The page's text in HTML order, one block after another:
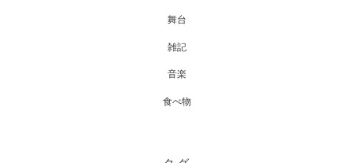
舞台
雑記
音楽
食べ物